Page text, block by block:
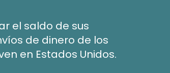
el saldo de sus
de dinero de los
en Estados Unidos.